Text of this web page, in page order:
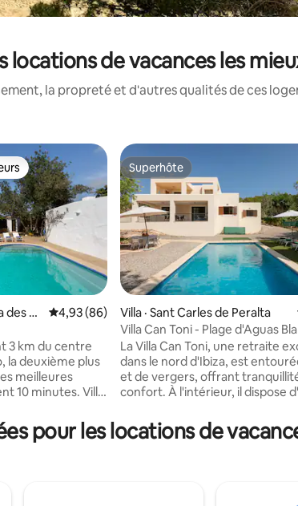
locations de vacances les
la propreté et d'autres qualités de ces
des Ri
Note moyenne de 4,93 sur 5, 86
4,93 (86)
3 km du centre
la deuxième plus
meilleures
10 minutes. Villa
avec coin
pour se
Superhôte
Superhôte
Villa · Sant Carles de Peralta
Villa Can Toni - Plage d'Aguas
La Villa Can Toni, une retraite
dans le nord d'Ibiza, est
et de vergers, offrant
confort. À l'intérieur, il dispose d'un
d'une cuisine entièrement
trois chambres climatisées. La
pour les locations de